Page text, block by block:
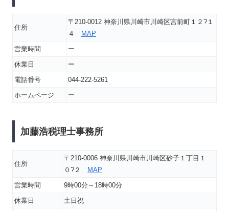
住所
〒210-0012 神奈川県川崎市川崎区宮前町１２?１
４
MAP
営業時間
ー
休業日
ー
電話番号
044-222-5261
ホームページ
ー
加藤浩税理士事務所
住所
〒210-0006 神奈川県川崎市川崎区砂子１丁目１
０?２
MAP
営業時間
9時00分～18時00分
休業日
土日祝